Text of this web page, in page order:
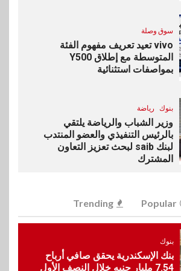
سوق وصلة
vivo تعيد تعريف مفهوم الفئة
المتوسطة مع إطلاق Y500
بمواصفات استثنائية
بنوك رياضة
وزير الشباب والرياضة يلتقي
بالرئيس التنفيذي والعضو المنتدب
لبنك saib لبحث تعزيز التعاون
المشترك
حماقي يشعل سعادة ساحل في
رأس الحكمة.. وبوسي مفاجأة
الحفل
Popular
Trending
بنوك
بنك الإسكندرية يحقق صافي أرباح
7.54 مليار جنيه خلال النصف الأول